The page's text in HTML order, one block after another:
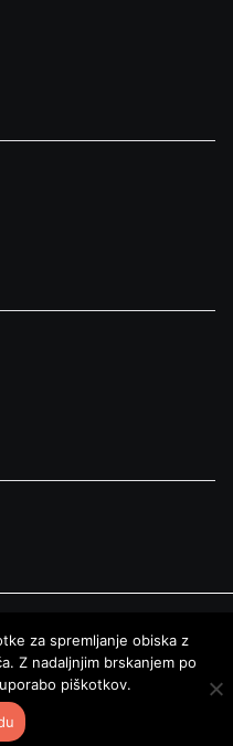
Slovenije. Vse pravice
za spremljanje obiska z
Z nadaljnjim brskanjem po
piškotkov.